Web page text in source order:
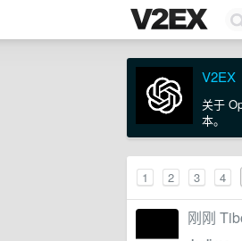
V2EX
关于
本。
1 2 3 4
刚刚